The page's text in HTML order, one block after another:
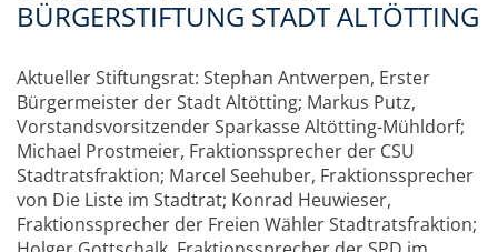
BÜRGERSTIFTUNG STADT ALTÖTTING
Aktueller Stiftungsrat: Stephan Antwerpen, Erster
Bürgermeister der Stadt Altötting; Markus Putz,
Vorstandsvorsitzender Sparkasse Altötting-Mühldorf;
Michael Prostmeier, Fraktionssprecher der CSU
Stadtratsfraktion; Marcel Seehuber, Fraktionssprecher
von Die Liste im Stadtrat; Konrad Heuwieser,
Fraktionssprecher der Freien Wähler Stadtratsfraktion;